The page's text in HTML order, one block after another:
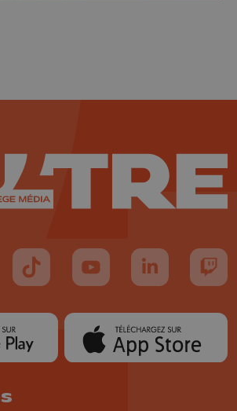
nous sur Instagram
Suivez-nous sur TikTok
Suivez-nous sur YouTube
Suivez-nous